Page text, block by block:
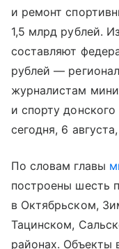
и ремонт
1,5 млрд рублей.
составляют
рублей —
журналистам
и спорту
сегодня, 6
По словам главы
построены шесть
в Октябрьском,
Тацинском,
районах. Объекты